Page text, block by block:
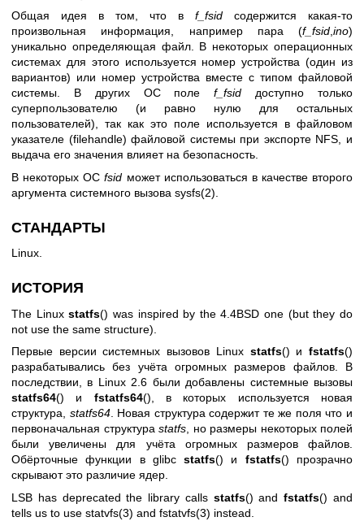
Общая идея в том, что в f_fsid содержится какая-то
произвольная информация, например пара (f_fsid,ino)
уникально определяющая файл. В некоторых операционных
системах для этого используется номер устройства (один из
вариантов) или номер устройства вместе с типом файловой
системы. В других ОС полеf_fsid доступно только
суперпользователю (и равно нулю для остальных
пользователей), так как это поле используется в файловом
указателе (filehandle) файловой системы при экспорте NFS, и
выдача его значения влияет на безопасность.
В некоторых ОСfsid может использоваться в качестве второго
аргумента системного вызова sysfs(2)
СТАНДАРТЫ
Linux.
ИСТОРИЯ
The Linuxstatfs() was inspired by the 4.4BSD one (but they do
not use the same structure).
Первые версии системных вызовов Linux statfs() иfstatfs()
разрабатывались без учёта огромных размеров файлов. В
последствии, в Linux 2.6 были добавлены системные вызовы
statfs64() и fstatfs64(), в которых используется новая
структура, statfs64. Новая структура содержит те же поля что и
первоначальная структура statfs , но размеры некоторых полей
были увеличены для учёта огромных размеров файлов.
Обёрточные функции в glibcstatfs() и fstatfs() прозрачно
скрывают это различие ядер.
LSB has deprecated the library calls statfs() andfstatfs() and
tells us to use statvfs(3) and fstatvfs(3) instead.